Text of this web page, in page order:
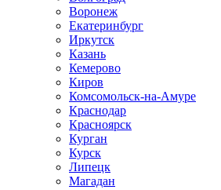
Воронеж
Екатеринбург
Иркутск
Казань
Кемерово
Киров
Комсомольск-на-Амуре
Краснодар
Красноярск
Курган
Курск
Липецк
Магадан